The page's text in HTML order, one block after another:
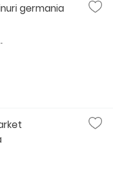
germania